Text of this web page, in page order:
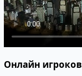
Онлайн игроков